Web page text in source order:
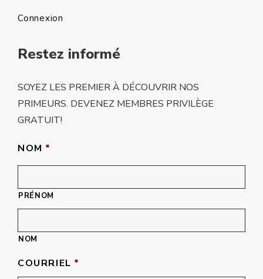
Connexion
Restez informé
SOYEZ LES PREMIER À DÉCOUVRIR NOS
PRIMEURS. DEVENEZ MEMBRES PRIVILÈGE
GRATUIT!
NOM *
PRÉNOM
NOM
COURRIEL *